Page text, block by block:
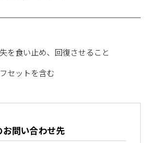
を食い止め、回復させること
セットを含む
問い合わせ先